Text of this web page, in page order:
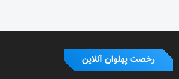
رخصت پهلوان آنلاین